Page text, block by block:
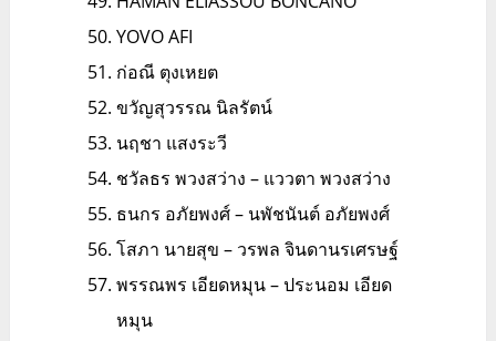
YOVO AFI
ก่อณี ตุงเหยต
ขวัญสุวรรณ นิลรัตน์
นฤชา แสงระวี
ชวัลธร พวงสว่าง – แววตา พวงสว่าง
ธนกร อภัยพงศ์ – นพัชนันต์ อภัยพงศ์
โสภา นายสุข – วรพล จินดานรเศรษฐ์
พรรณพร เอียดหมุน – ประนอม เอียด
หมุน